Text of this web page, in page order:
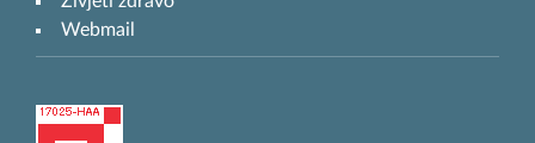
Webmail